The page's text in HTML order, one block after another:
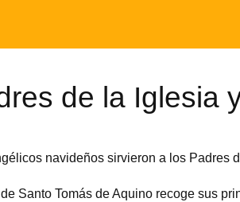
de la Iglesia
navideños sirvieron a los Padres
Santo Tomás de Aquino recoge sus